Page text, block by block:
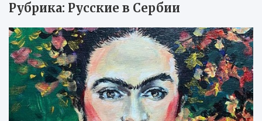
Рубрика: Русские в Сербии